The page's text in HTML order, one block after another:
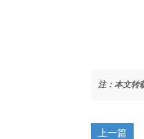
注：本文转
上一篇